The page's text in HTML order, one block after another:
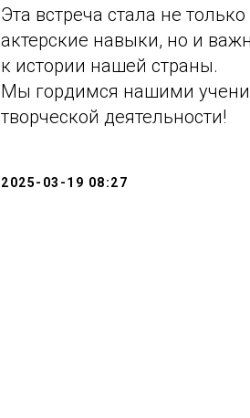
Эта встреча стала не
актерские навыки, но и
к истории нашей страны.
Мы гордимся нашими
творческой деятельности!
2025-03-19 08:27